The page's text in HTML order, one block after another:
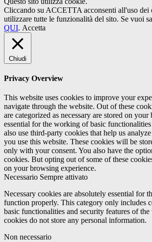
Cliccando su ACCETTA acconsenti all'uso dei
utilizzare tutte le funzionalità del sito. Se vuoi
QUI. Accetta
Chiudi
Privacy Overview
This website uses cookies to improve your
navigate through the website. Out of these
are categorized as necessary are stored on your
essential for the working of basic
also use third-party cookies that help us
you use this website. These cookies will be
only with your consent. You also have the
cookies. But opting out of some of these
on your browsing experience.
Necessario Sempre attivato
Necessary cookies are absolutely essential for
function properly. This category only includes
basic functionalities and security features of the
cookies do not store any personal information.
Non necessario